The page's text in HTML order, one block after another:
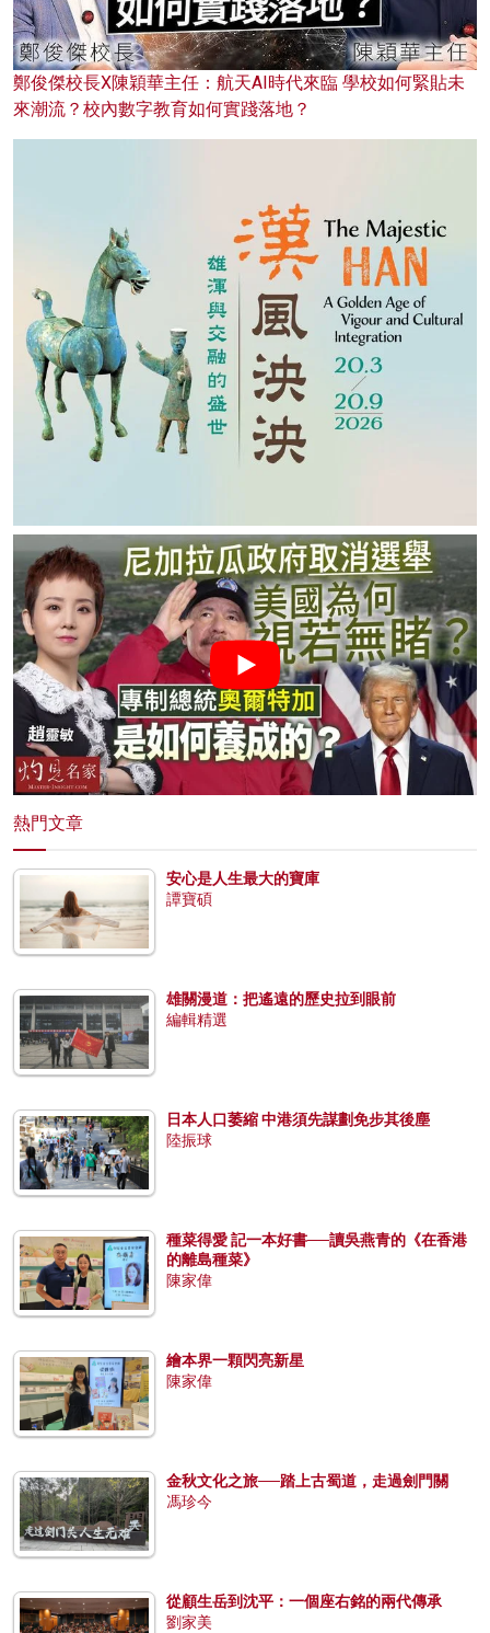
鄭俊傑校長X陳穎華主任：航天AI時代來臨 學校如何緊貼未
來潮流？校內數字教育如何實踐落地？
熱門文章
安心是人生最大的寶庫
譚寶碩
雄關漫道：把遙遠的歷史拉到眼前
編輯精選
日本人口萎縮 中港須先謀劃免步其後塵
陸振球
種菜得愛 記一本好書──讀吳燕青的《在香港
的離島種菜》
陳家偉
繪本界一顆閃亮新星
陳家偉
金秋文化之旅──踏上古蜀道，走過劍門關
馮珍今
從顧生岳到沈平：一個座右銘的兩代傳承
劉家美